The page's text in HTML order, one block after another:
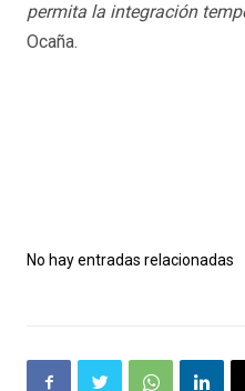
permita la integración
Ocaña.
No hay entradas relacionadas